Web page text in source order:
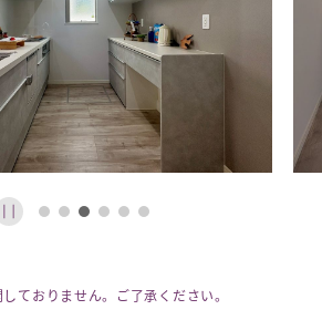
ておりません。ご了承ください。